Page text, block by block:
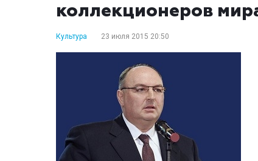
коллекционеров
Культура 23 июля 2015 20:50